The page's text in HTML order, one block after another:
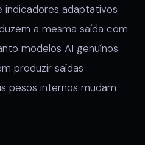
adaptativos
a mesma saída com
modelos AI genuínos
produzir saídas
pesos internos mudam